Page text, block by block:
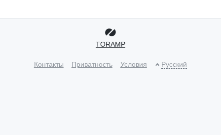
TORAMP
Контакты Приватность Условия Русский